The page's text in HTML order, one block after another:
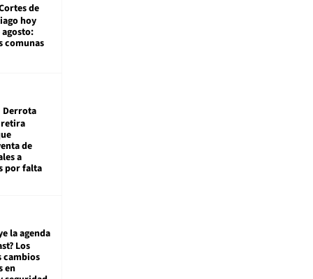
de
hoy
agosto:
comunas
Derrota
de
a
por falta
la agenda
Los
cambios
en